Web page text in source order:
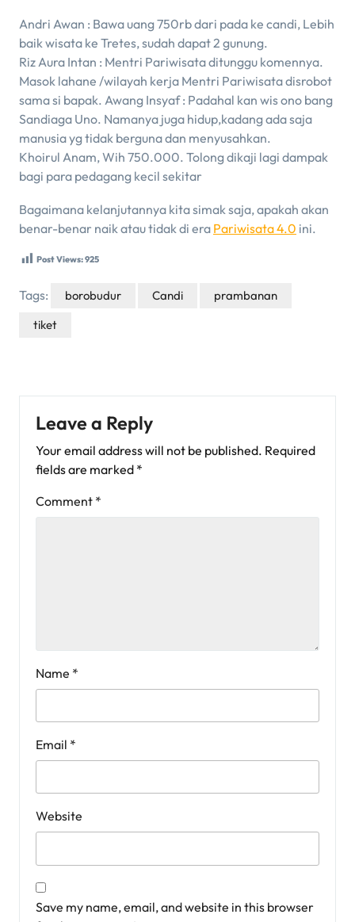
Andri Awan : Bawa uang 750rb dari pada ke candi, Lebih
baik wisata ke Tretes, sudah dapat 2 gunung.
Riz Aura Intan : Mentri Pariwisata ditunggu komennya.
Masok lahane /wilayah kerja Mentri Pariwisata disrobot
sama si bapak. Awang Insyaf : Padahal kan wis ono bang
Sandiaga Uno. Namanya juga hidup,kadang ada saja
manusia yg tidak berguna dan menyusahkan.
Khoirul Anam, Wih 750.000. Tolong dikaji lagi dampak
bagi para pedagang kecil sekitar
Bagaimana kelanjutannya kita simak saja, apakah akan
benar-benar naik atau tidak di era Pariwisata 4.0 ini.
Post Views:925
Tags: borobudur Candi
prambanan
tiket
Leave a Reply
Your email address will not be published. Required
fields are marked *
Comment *
Name *
Email *
Website
Save my name, email, and website in this browser